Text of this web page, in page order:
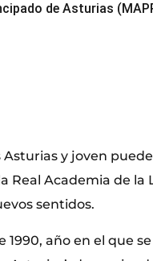
de Asturias
Asturias y joven
Real Academia de la
sentidos.
año en el que